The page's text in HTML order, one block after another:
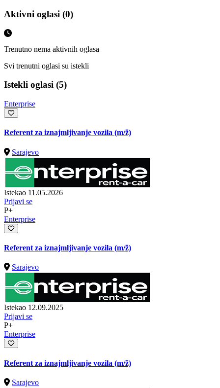
Aktivni oglasi (0)
Trenutno nema aktivnih oglasa
Svi trenutni oglasi su istekli
Istekli oglasi (5)
Enterprise
Referent za iznajmljivanje vozila (m/ž)
Sarajevo
Istekao 11.05.2026
Prijavi se
P+
Enterprise
Referent za iznajmljivanje vozila (m/ž)
Sarajevo
Istekao 12.09.2025
Prijavi se
P+
Enterprise
Referent za iznajmljivanje vozila (m/ž)
Sarajevo